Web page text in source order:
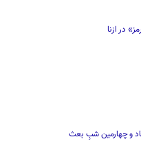
در ازنا
و چهارمین شبِ بعث